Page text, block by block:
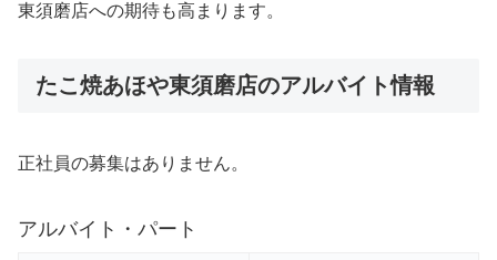
東須磨店への期待も高まります。
たこ焼あほや東須磨店のアルバイト情報
正社員の募集はありません。
アルバイト・パート